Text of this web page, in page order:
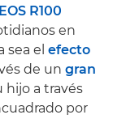
EOS R100
en
el efecto
de un gran
hijo a través
por